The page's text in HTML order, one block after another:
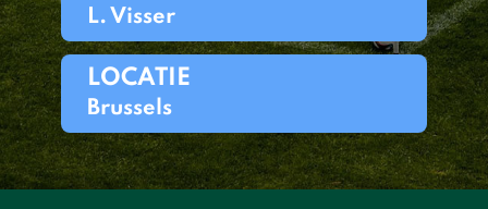
L. Visser
LOCATIE
Brussels